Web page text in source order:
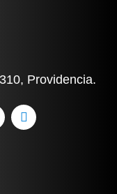
Providencia.